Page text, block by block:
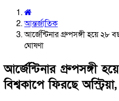
আন্তর্জাতিক
আর্জেন্টিনার গ্রুপসঙ্গী হয়ে ২৮
ঘোষণা
আর্জেন্টিনার গ্রুপসঙ্গী
বিশ্বকাপে ফিরছে